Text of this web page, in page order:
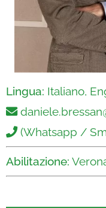
Lingua: Italiano,
(Whatsapp /
Abilitazione: